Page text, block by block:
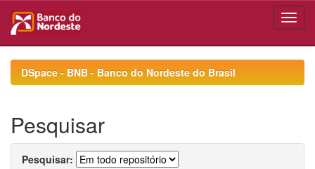
navigationDSpace - BNB - Banco do Nordeste do Brasil
Pesquisar
Pesquisar: